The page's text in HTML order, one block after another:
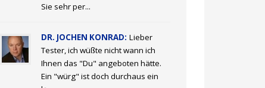
Sie sehr per...
DR. JOCHEN KONRAD: Lieber
Tester, ich wüßte nicht wann ich
Ihnen das "Du" angeboten hätte.
Ein "würg" ist doch durchaus ein